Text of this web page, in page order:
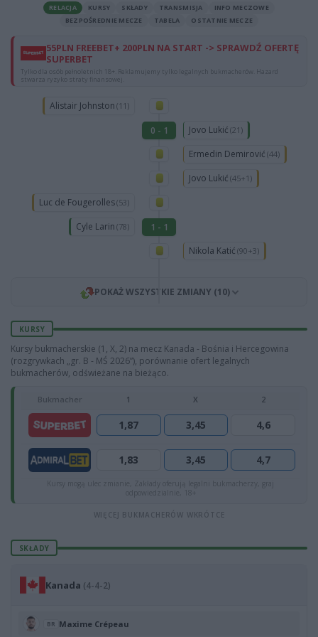
RELACJA KURSY SKŁADY TRANSMISJA
INFO MECZOWE
BEZPOŚREDNIE MECZE
TABELA OSTATNIE MECZE
55PLN FREEBET+ 200PLN NA START -> SPRAWDŹ OFERTĘ
SUPERBET
Tylko dla osób pełnoletnich 18+. Reklamujemy tylko legalnych bukmacherów. Hazard
stwarza ryzyko straty finansowej.
Alistair Johnston (11)
0 - 1 Jovo Lukić (21)
Ermedin Demirović (44)
Jovo Lukić (45+1)
Luc de Fougerolles(53)
Cyle Larin (78)
1 - 1
Nikola Katić (90+3)
POKAŻ WSZYSTKIE ZMIANY (10)
KURSY
Kursy bukmacherskie (1, X, 2) na mecz Kanada - Bośnia i Hercegowina
(rozgrywkach „gr. B - MŚ 2026”), porównanie ofert legalnych
bukmacherów, odświeżane na bieżąco.
Bukmacher 1 X 2
1,87 3,45 4,6
1,83 3,45 4,7
Kursy mogą ulec zmianie, Zakłady oferują legalni bukmacherzy, graj
odpowiedzialnie, 18+
WIĘCEJ BUKMACHERÓW WKRÓTCE
SKŁADY
Kanada (4-4-2)
BR Maxime Crépeau